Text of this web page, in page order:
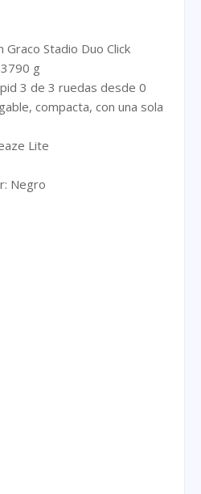
Stadio Duo Click
g
3 de 3 ruedas desde 0
compacta, con una sola
Lite
Negro